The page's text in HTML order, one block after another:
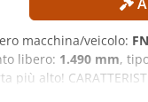
macchina/veicolo:
libero: 1.490 mm,
alto!
mm